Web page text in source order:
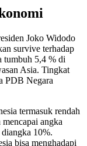
Joko Widodo
survive terhadap
tumbuh 5,4 % di
Asia. Tingkat
PDB Negara
termasuk rendah
angka
10%.
bisa menghadapi